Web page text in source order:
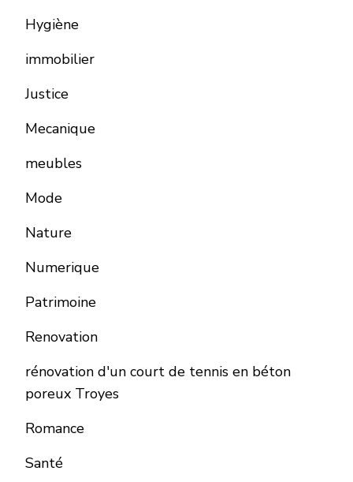
Hygiène
immobilier
Justice
Mecanique
meubles
Mode
Nature
Numerique
Patrimoine
Renovation
rénovation d'un court de tennis en béton
poreux Troyes
Romance
Santé